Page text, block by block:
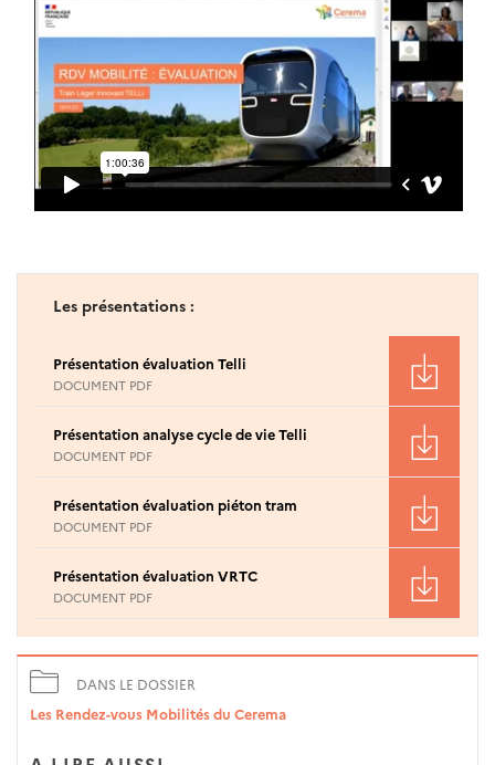
Les présentations :
Présentation évaluation Telli
DOCUMENT PDF
Présentation analyse cycle de vie Telli
DOCUMENT PDF
Présentation évaluation piéton tram
DOCUMENT PDF
Présentation évaluation VRTC
DOCUMENT PDF
DANS LE DOSSIER
Les Rendez-vous Mobilités du Cerema